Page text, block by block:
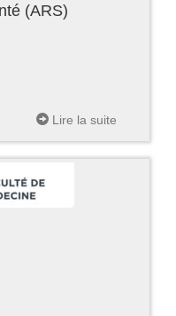
(ARS)
Lire la suite